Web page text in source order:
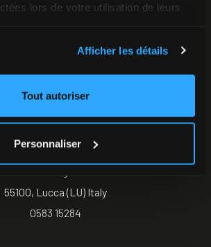
lors de votre utilisation de leurs
Afficher les détails
Tout autoriser
Personnaliser
55100, Lucca (LU) Italy
0583 15284